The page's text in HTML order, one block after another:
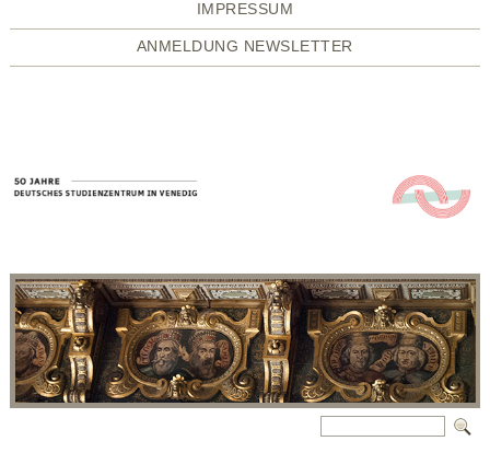
IMPRESSUM
ANMELDUNG NEWSLETTER